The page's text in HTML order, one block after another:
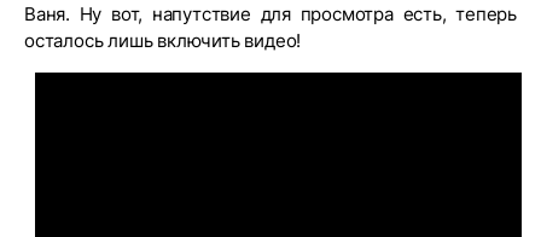
Ваня. Ну вот, напутствие для просмотра есть, теперь
осталось лишь включить видео!